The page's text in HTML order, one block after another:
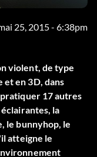
25, 2015 - 6:38pm
violent, de type
et en 3D, dans
17 autres
la
le bunnyhop, le
atteigne le